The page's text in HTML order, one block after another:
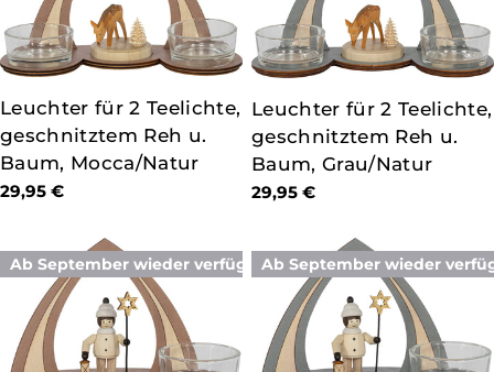
TYP:
Leuchter für 2 Teelichte,
geschnitztem Reh u.
Baum, Mocca/Natur
Regulärer
29,95 €
TYP:
Leuchter für 2 Teelichte,
geschnitztem Reh u.
Baum, Grau/Natur
Regulärer
29,95 €
Ab September wieder verfügbarAb September wieder